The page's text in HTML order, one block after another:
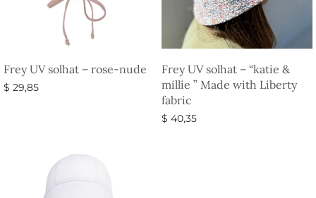
Frey UV solhat – rose-nude
$ 29,85
Frey UV solhat – “katie &
millie ” Made with Liberty
fabric
$ 40,35